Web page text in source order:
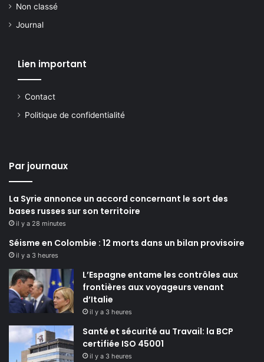
Non classé
Journal
Lien important
Contact
Politique de confidentialité
Par journaux
La Syrie annonce un accord concernant le sort des
bases russes sur son territoire
il y a 28 minutes
Séisme en Colombie : 12 morts dans un bilan provisoire
il y a 3 heures
L’Espagne entame les contrôles aux
frontières aux voyageurs venant
d’Italie
il y a 3 heures
Santé et sécurité au Travail: la BCP
certifiée ISO 45001
il y a 3 heures